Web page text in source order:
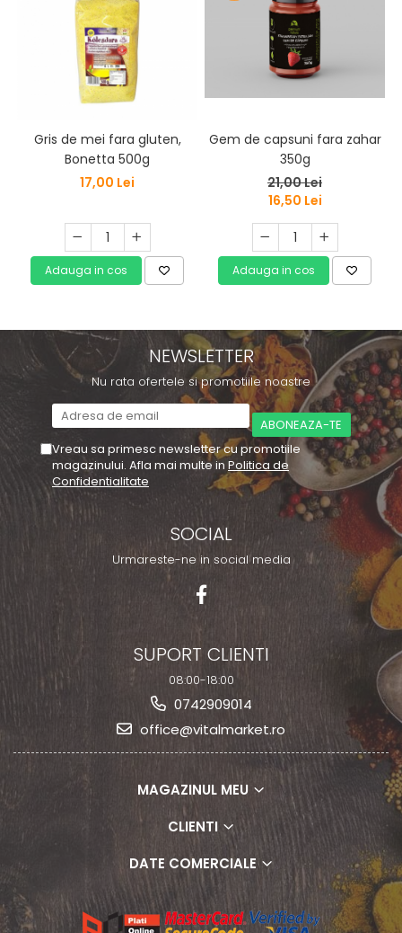
Gris de mei fara gluten,
Bonetta 500g
17,00 Lei
Adauga in cos
Gem de capsuni fara zahar
350g
21,00 Lei
16,50 Lei
Adauga in cos
NEWSLETTER
Nu rata ofertele si promotiile noastre
Vreau sa primesc newsletter cu promotiile
magazinului. Afla mai multe in Politica de
Confidentialitate
SOCIAL
Urmareste-ne in social media
SUPORT CLIENTI
08:00-18:00
0742909014
office@vitalmarket.ro
MAGAZINUL MEU
CLIENTI
DATE COMERCIALE